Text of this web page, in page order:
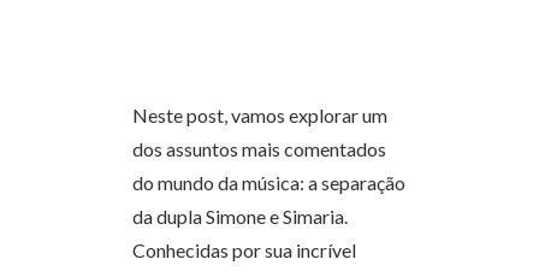
Neste post, vamos explorar um
dos assuntos mais comentados
do mundo da música: a separação
da dupla Simone e Simaria.
Conhecidas por sua incrível